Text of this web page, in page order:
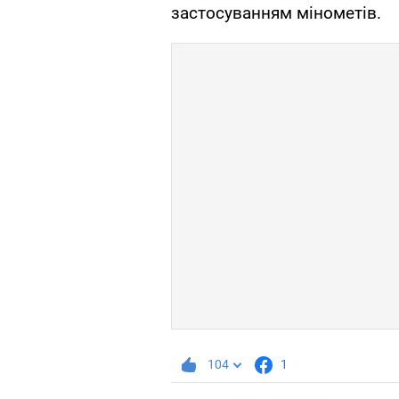
застосуванням мінометів.
104 1